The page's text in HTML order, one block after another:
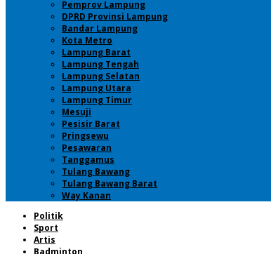
Pemprov Lampung
DPRD Provinsi Lampung
Bandar Lampung
Kota Metro
Lampung Barat
Lampung Tengah
Lampung Selatan
Lampung Utara
Lampung Timur
Mesuji
Pesisir Barat
Pringsewu
Pesawaran
Tanggamus
Tulang Bawang
Tulang Bawang Barat
Way Kanan
Politik
Sport
Artis
Badminton